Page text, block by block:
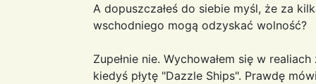
A dopuszczałeś do siebie myśl, że za
wschodniego mogą odzyskać wolność?
Zupełnie nie. Wychowałem się w
kiedyś płytę "Dazzle Ships". Prawdę